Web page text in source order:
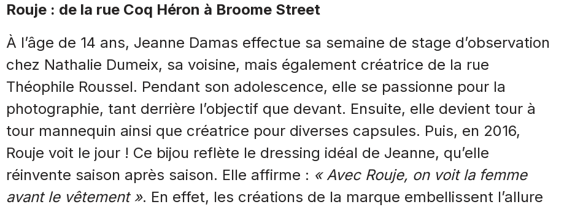
Rouje : de la rue Coq Héron à Broome Street
À l’âge de 14 ans, Jeanne Damas effectue sa semaine de stage d’observation
chez Nathalie Dumeix, sa voisine, mais également créatrice de la rue
Théophile Roussel. Pendant son adolescence, elle se passionne pour la
photographie, tant derrière l’objectif que devant. Ensuite, elle devient tour à
tour mannequin ainsi que créatrice pour diverses capsules. Puis, en 2016,
Rouje voit le jour ! Ce bijou reflète le dressing idéal de Jeanne, qu’elle
réinvente saison après saison. Elle affirme : « Avec Rouje, on voit la femme
avant le vêtement ». En effet, les créations de la marque embellissent l’allure